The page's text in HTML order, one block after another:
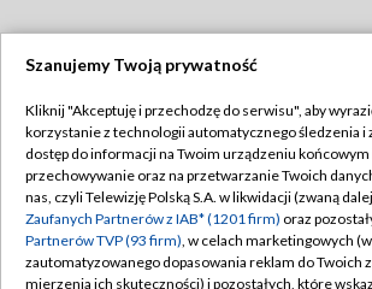
TVP
Abonament TVP
Emisja w TVP
Centrum informacji TVP
Regulamin TVP
Polityka prywatności
Moje zgody
Szanujemy Twoją prywatność
Kliknij "Akceptuję i przechodzę do serwisu", aby
korzystanie z technologii automatycznego śledzenia i
dostęp do informacji na Twoim urządzeniu końcowym
przechowywanie oraz na przetwarzanie Twoich
nas, czyli Telewizję Polską S.A. w likwidacji (zwaną
Zaufanych Partnerów z IAB* (1201 firm) oraz
Partnerów TVP (93 firm), w celach marketingowych
zautomatyzowanego dopasowania reklam do Twoich
mierzenia ich skuteczności) i pozostałych, które